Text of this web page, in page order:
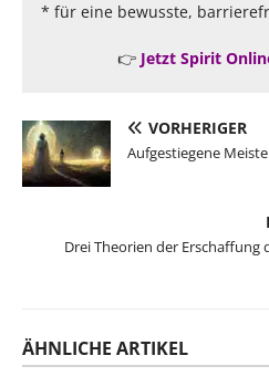
* für eine bewusste,
👉 Jetzt Spirit
VORHERIGER
Aufgestiegene
Drei Theorien der Erschaffung
ÄHNLICHE ARTIKEL